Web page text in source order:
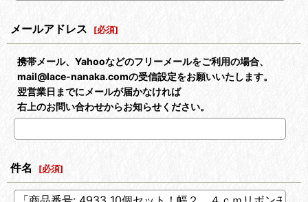
メールアドレス [必須]
携帯メール、Yahooなどのフリーメールをご利用の場合、
mail@lace-nanaka.comの受信設定をお願いいたします。
翌営業日までにメールが届かなければ
右上のお問い合わせからお知らせください。
件名 [必須]